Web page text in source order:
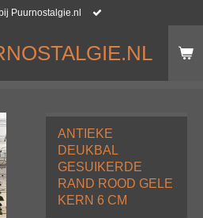
Puurnostalgie.nl
ANTIEKE
DEUKBAL
GESUIKERDE
RAND ROOD GELE
KERN 6 CM